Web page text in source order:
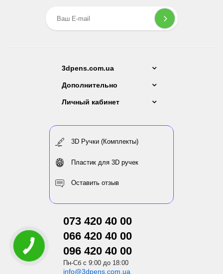
3dpens.com.ua
Дополнительно
Личный кабинет
3D Ручки (Комплекты)
Пластик для 3D ручек
Оставить отзыв
073 420 40 00
066 420 40 00
096 420 40 00
Пн-Сб с 9:00 до 18:00
info@3dpens.com.ua